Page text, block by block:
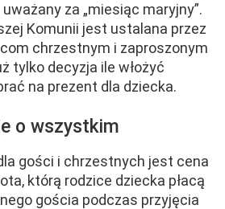
za „miesiąc maryjny”.
Komunii jest ustalana przez
chrzestnym i zaproszonym
tylko decyzja ile włożyć
na prezent dla dziecka.
o wszystkim
gości i chrzestnych jest cena
którą rodzice dziecka płacą
gościa podczas przyjęcia